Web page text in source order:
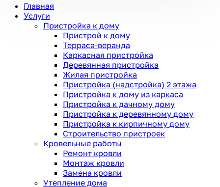
Главная
Услуги
Пристройка к дому
Пристрой к дому
Терраса-веранда
Каркасная пристройка
Деревянная пристройка
Жилая пристройка
Пристройка (надстройка) 2 этажа
Пристройка к дому из каркаса
Пристройка к дачному дому
Пристройка к деревянному дому
Пристройка к кирпичному дому
Строительство пристроек
Кровельные работы
Ремонт кровли
Монтаж кровли
Замена кровли
Утепление дома